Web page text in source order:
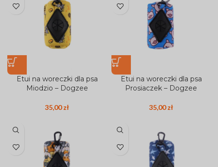
Etui na woreczki dla psa
Miodzio – Dogzee
35,00zł
Etui na woreczki dla psa
Prosiaczek – Dogzee
35,00zł